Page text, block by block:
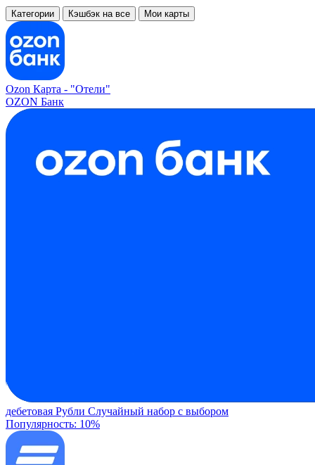
Категории Кэшбэк на все Мои карты
Ozon Карта - "Отели"
OZON Банк
дебетовая Рубли Случайный набор с выбором
Популярность: 10%